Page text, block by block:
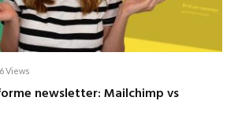
Views
newsletter: Mailchimp vs